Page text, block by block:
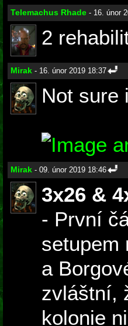
Telemachus Rhade - 16. únor
2
Mirak - 16. únor 2019 18:37
Not sure
Mirak - 09. únor 2019 18:46
3x26 &
- První
setupem
a
zvláštní,
kolonie